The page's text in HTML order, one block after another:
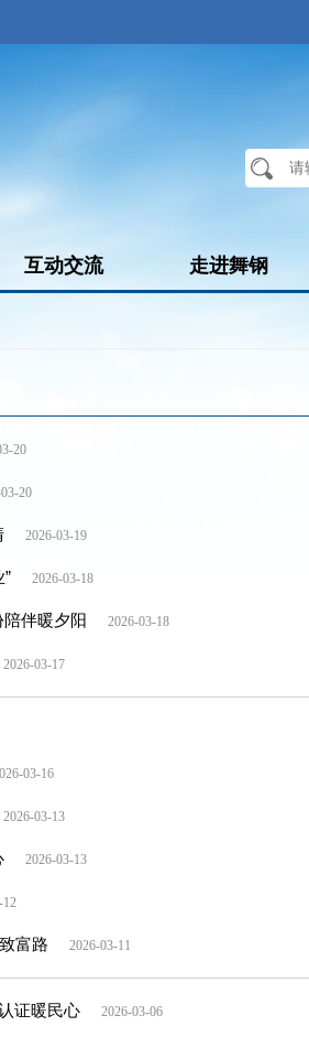
互动交流 走进舞钢
20
20
2026-03-19
2026-03-18
伴暖夕阳 2026-03-18
2026-03-17
03-16
2026-03-13
2026-03-13
12
富路 2026-03-11
证暖民心 2026-03-06